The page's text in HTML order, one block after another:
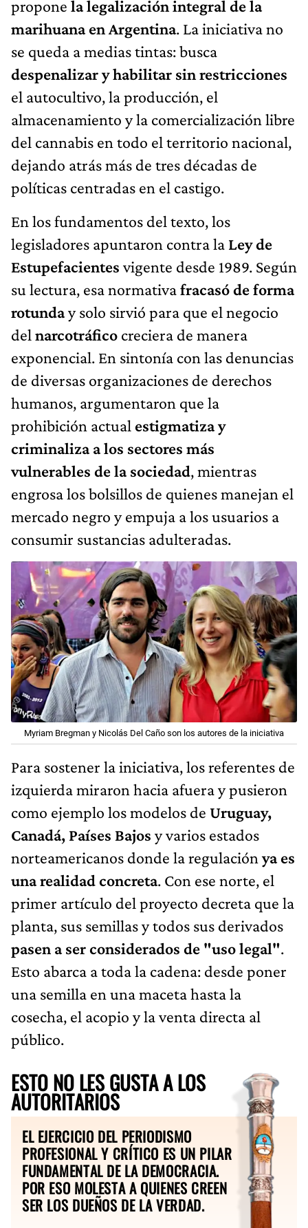
propone la legalización integral de la
marihuana en Argentina. La iniciativa no
se queda a medias tintas: busca
despenalizar y habilitar sin restricciones
el autocultivo, la producción, el
almacenamiento y la comercialización libre
del cannabis en todo el territorio nacional,
dejando atrás más de tres décadas de
políticas centradas en el castigo.
En los fundamentos del texto, los
legisladores apuntaron contra la Ley de
Estupefacientes vigente desde 1989. Según
su lectura, esa normativafracasó de forma
rotunday solo sirvió para que el negocio
del narcotráfico creciera de manera
exponencial. En sintonía con las denuncias
de diversas organizaciones de derechos
humanos, argumentaron que la
prohibición actual estigmatiza y
criminaliza a los sectores más
vulnerables de la sociedad, mientras
engrosa los bolsillos de quienes manejan el
mercado negro y empuja a los usuarios a
consumir sustancias adulteradas.
Myriam Bregman y Nicolás Del Caño son los autores de la iniciativa
Para sostener la iniciativa, los referentes de
izquierda miraron hacia afuera y pusieron
como ejemplo los modelos de Uruguay,
Canadá, Países Bajos y varios estados
norteamericanos donde la regulaciónya es
una realidad concreta. Con ese norte, el
primer artículo del proyecto decreta que la
planta, sus semillas y todos sus derivados
pasen a ser considerados de "uso legal".
Esto abarca a toda la cadena: desde poner
una semilla en una maceta hasta la
cosecha, el acopio y la venta directa al
público.
ESTO NO LES GUSTA A LOS
AUTORITARIOS
EL EJERCICIO DEL PERIODISMO
PROFESIONAL Y CRÍTICO ES UN PILAR
FUNDAMENTAL DE LA DEMOCRACIA.
POR ESO MOLESTA A QUIENES CREEN
SER LOS DUEÑOS DE LA VERDAD.